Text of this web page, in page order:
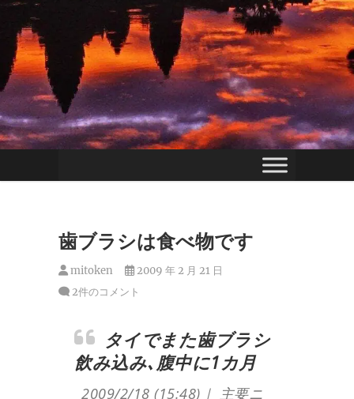
歯ブラシは食べ物です
mitoken
2009 年 2 月 21 日
2件のコメント
タイでまた歯ブラシ
飲み込み､腹中に1カ月
2009/2/18 (15:48)｜ 主要ニ